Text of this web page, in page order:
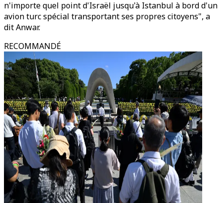
n'importe quel point d'Israël jusqu'à Istanbul à bord d'un
avion turc spécial transportant ses propres citoyens", a
dit Anwar.
RECOMMANDÉ